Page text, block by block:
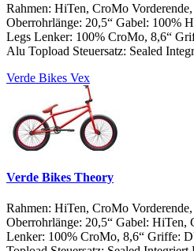
Rahmen: HiTen, CroMo
Oberrohrlänge: 20,5“ Gabel: 100%
Legs Lenker: 100% CroMo, 8,6“
Alu Topload Steuersatz: Sealed
Verde Bikes Vex
Verde Bikes Theory
Rahmen: HiTen, CroMo
Oberrohrlänge: 20,5“ Gabel: HiTen,
Lenker: 100% CroMo, 8,6“ Griffe: